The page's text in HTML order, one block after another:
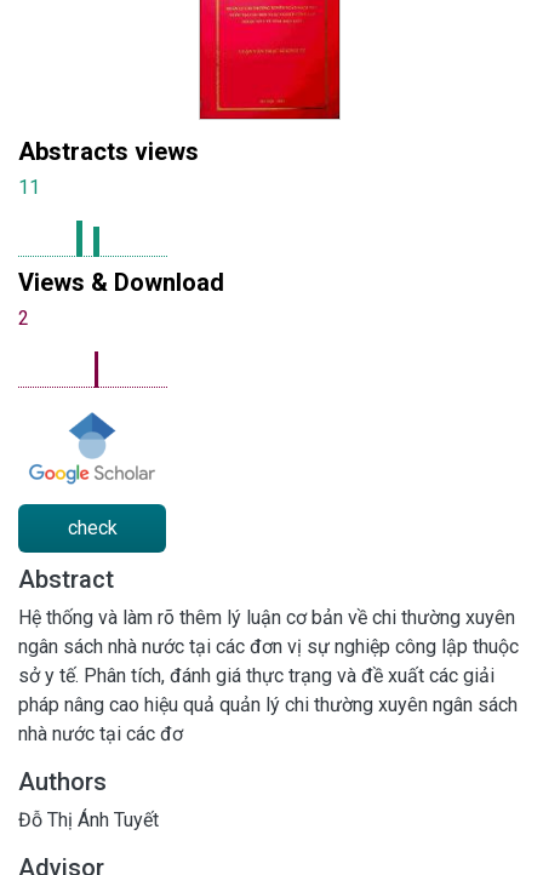
Abstracts views
11
Views & Download
2
check
Abstract
Hệ thống và làm rõ thêm lý luận cơ bản về chi thường xuyên
ngân sách nhà nước tại các đơn vị sự nghiệp công lập thuộc
sở y tế. Phân tích, đánh giá thực trạng và đề xuất các giải
pháp nâng cao hiệu quả quản lý chi thường xuyên ngân sách
nhà nước tại các đơ
Authors
Đỗ Thị Ánh Tuyết
Advisor